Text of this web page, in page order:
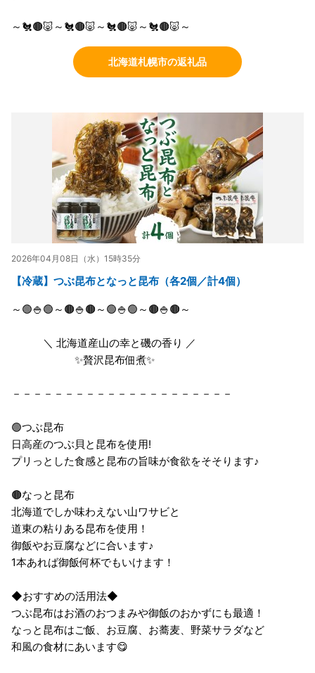
～🐔🟤🐷～🐔🟤🐷～🐔🟤🐷～🐔🟤🐷～
北海道札幌市の返礼品
2026年04月08日（水）15時35分
【冷蔵】つぶ昆布となっと昆布（各2個／計4個）
～🟢🍚🟢～🟤🍚🟤～🟢🍚🟢～🟤🍚🟤～
＼ 北海道産山の幸と磯の香り ／
✨贅沢昆布佃煮✨
－－－－－－－－－－－－－－－－－－－－－
🟢つぶ昆布
日高産のつぶ貝と昆布を使用!
プリっとした食感と昆布の旨味が食欲をそそります♪
🟤なっと昆布
北海道でしか味わえない山ワサビと
道東の粘りある昆布を使用！
御飯やお豆腐などに合います♪
1本あれば御飯何杯でもいけます！
◆おすすめの活用法◆
つぶ昆布はお酒のおつまみや御飯のおかずにも最適！
なっと昆布はご飯、お豆腐、お蕎麦、野菜サラダなど
和風の食材にあいます😋